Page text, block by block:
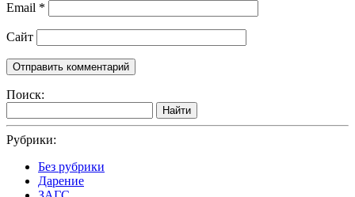
Email *
Сайт
Поиск:
Найти
Рубрики:
Без рубрики
Дарение